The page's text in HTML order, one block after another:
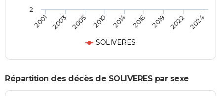
SOLIVERES
2001 2003 2005 2010 2014 2016 2019 2022 2024
2
Répartition des décès de SOLIVERES par sexe